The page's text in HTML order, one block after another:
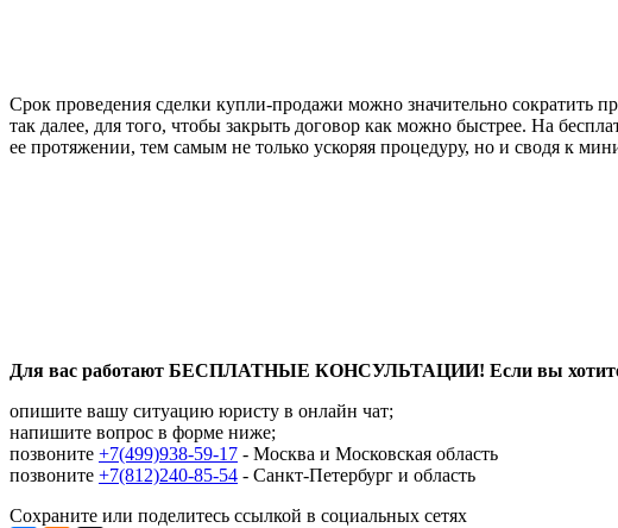
Срок проведения сделки купли-продажи можно значительно сократить
так далее, для того, чтобы закрыть договор как можно быстрее. На
ее протяжении, тем самым не только ускоряя процедуру, но и сводя к
Для вас работают БЕСПЛАТНЫЕ КОНСУЛЬТАЦИИ! Если вы хотите
опишите вашу ситуацию юристу в онлайн чат;
напишите вопрос в форме ниже;
позвоните +7(499)938-59-17 - Москва и Московская область
позвоните +7(812)240-85-54 - Санкт-Петербург и область
Сохраните или поделитесь ссылкой в социальных сетях